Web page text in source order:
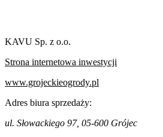
KAVU Sp. z o.o.
Strona internetowa inwestycji
www.grojeckieogrody.pl
Adres biura sprzedaży:
ul. Słowackiego 97, 05-600 Grójec